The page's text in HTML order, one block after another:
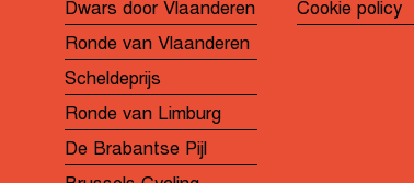
Dwars door Vlaanderen
Ronde van Vlaanderen
Scheldeprijs
Ronde van Limburg
De Brabantse Pijl
Cookie policy